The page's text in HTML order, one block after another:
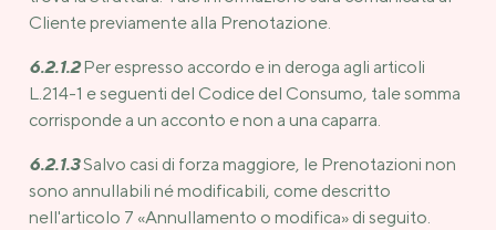
Cliente previamente alla Prenotazione.
6.2.1.2Per espresso accordo e in deroga agli articoli
L.214-1 e seguenti del Codice del Consumo, tale somma
corrisponde a un acconto e non a una caparra.
6.2.1.3Salvo casi di forza maggiore, le Prenotazioni non
sono annullabili né modificabili, come descritto
nell'articolo 7 «Annullamento o modifica» di seguito.